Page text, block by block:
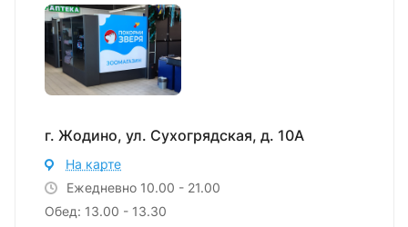
г. Жодино, ул. Сухогрядская, д. 10А
На карте
Ежедневно 10.00 - 21.00
Обед: 13.00 - 13.30